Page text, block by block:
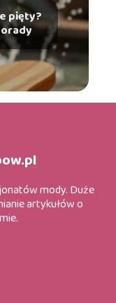
pięty?
mody. Duże
artykułów o